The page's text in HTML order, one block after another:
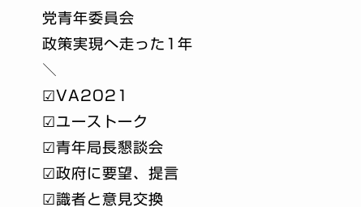
党青年委員会
政策実現へ走った1年
＼
☑︎VA2021
☑︎ ユーストーク
☑︎青年局長懇談会
☑︎政府に要望、提言
☑︎識者と意見交換